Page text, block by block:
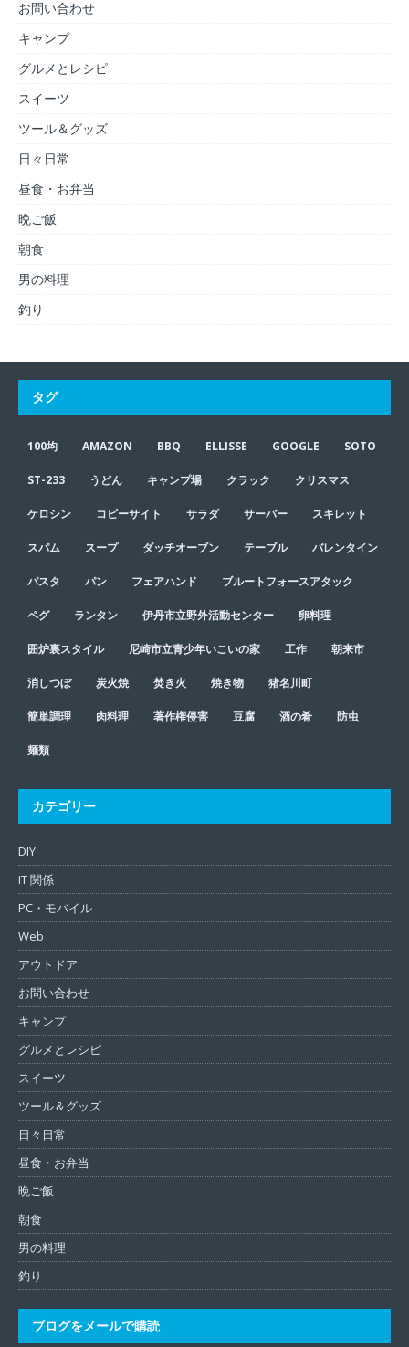
お問い合わせ
キャンプ
グルメとレシピ
スイーツ
ツール＆グッズ
日々日常
昼食・お弁当
晩ご飯
朝食
男の料理
釣り
タグ
100均 AMAZON BBQ ELLISSE GOOGLE SOTO
ST-233 うどん キャンプ場 クラック クリスマス
ケロシン コピーサイト サラダ サーバー スキレット
スパム スープ ダッチオーブン テーブル バレンタイン
パスタ パン フェアハンド ブルートフォースアタック
ペグ ランタン 伊丹市立野外活動センター 卵料理
囲炉裏スタイル 尼崎市立青少年いこいの家 工作 朝来市
消しつぼ 炭火焼 焚き火 焼き物 猪名川町
簡単調理 肉料理 著作権侵害 豆腐 酒の肴 防虫
麺類
カテゴリー
DIY
IT 関係
PC・モバイル
Web
アウトドア
お問い合わせ
キャンプ
グルメとレシピ
スイーツ
ツール＆グッズ
日々日常
昼食・お弁当
晩ご飯
朝食
男の料理
釣り
ブログをメールで購読